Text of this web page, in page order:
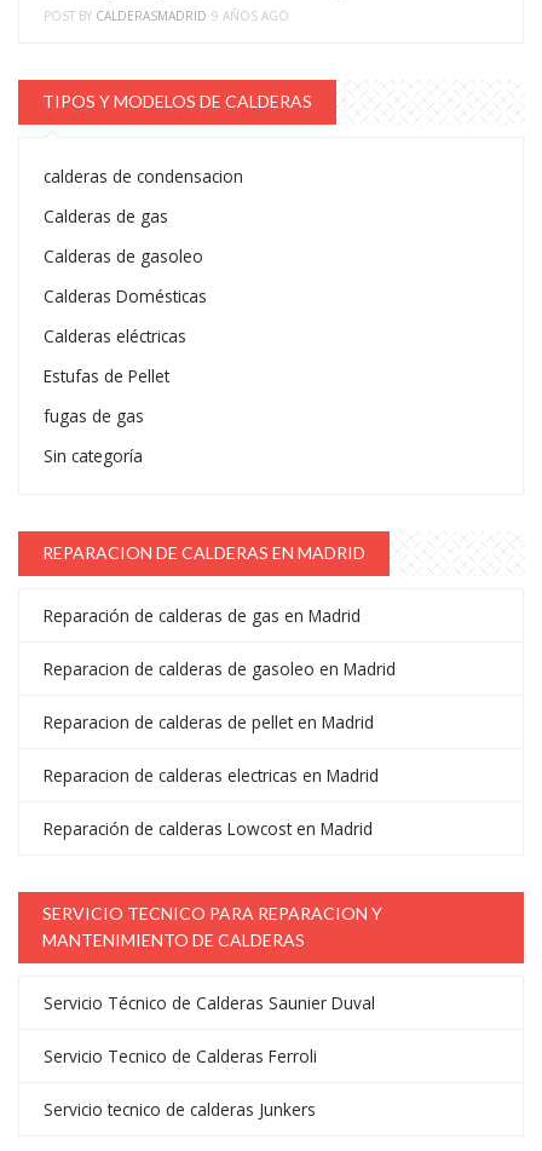
POST BY CALDERASMADRID 9 AÑOS AGO
TIPOS Y MODELOS DE CALDERAS
calderas de condensacion
Calderas de gas
Calderas de gasoleo
Calderas Domésticas
Calderas eléctricas
Estufas de Pellet
fugas de gas
Sin categoría
REPARACION DE CALDERAS EN MADRID
Reparación de calderas de gas en Madrid
Reparacion de calderas de gasoleo en Madrid
Reparacion de calderas de pellet en Madrid
Reparacion de calderas electricas en Madrid
Reparación de calderas Lowcost en Madrid
SERVICIO TECNICO PARA REPARACION Y
MANTENIMIENTO DE CALDERAS
Servicio Técnico de Calderas Saunier Duval
Servicio Tecnico de Calderas Ferroli
Servicio tecnico de calderas Junkers